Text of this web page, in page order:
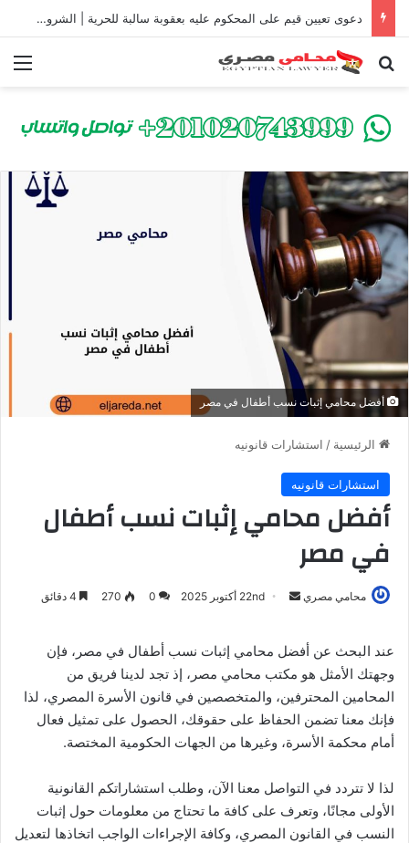
دعوى تعيين قيم على المحكوم عليه بعقوبة سالبة للحرية | الشروط والصيغة القانونية
بحث عن
أفضل محامي إثبات نسب أطفال في مصر
الرئيسية / استشارات قانونيه
استشارات قانونيه
أفضل محامي إثبات نسب أطفال
في مصر
محامي مصري
أرسل 22nd أكتوبر 2025 0
270
عند البحث عن أفضل محامي إثبات نسب أطفال في مصر، فإن
وجهتك الأمثل هو مكتب محامي مصر، إذ تجد لدينا فريق من
المحامين المحترفين، والمتخصصين في قانون الأسرة المصري، لذا
فإنك معنا تضمن الحفاظ على حقوقك، الحصول على تمثيل فعال
أمام محكمة الأسرة، وغيرها من الجهات الحكومية المختصة.
لذا لا تتردد في التواصل معنا الآن، وطلب استشاراتكم القانونية
الأولى مجانًا، وتعرف على كافة ما تحتاج من معلومات حول إثبات
النسب في القانون المصري، وكافة الإجراءات الواجب اتخاذها لتعديل